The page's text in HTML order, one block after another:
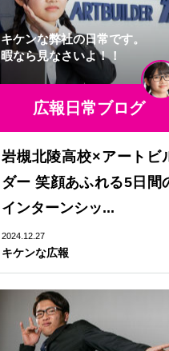
キケンな弊社の日常です。
暇なら見なさいよ！！
広報日常ブログ
岩槻北陵高校×アートビ
ダー 笑顔あふれる5日間
インターンシッ...
2024.12.27
キケンな広報